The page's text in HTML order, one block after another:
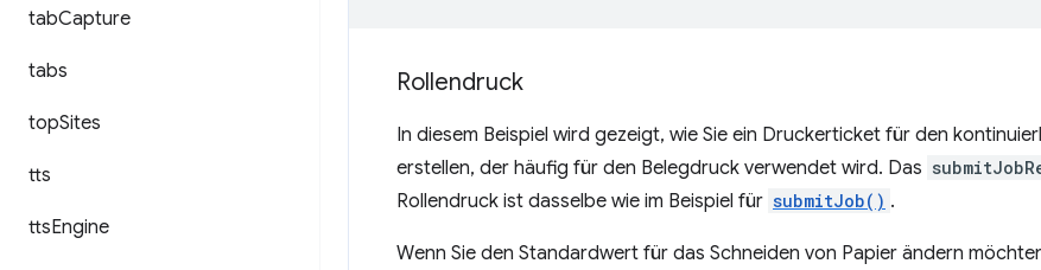
tabCapture
tabs
topSites
tts
ttsEngine
Rollendruck
In diesem Beispiel wird gezeigt, wie Sie ein Druckerticket für den
erstellen, der häufig für den Belegdruck verwendet wird. Das
Rollendruck ist dasselbe wie im Beispiel für submitJob() .
Wenn Sie den Standardwert für das Schneiden von Papier ändern